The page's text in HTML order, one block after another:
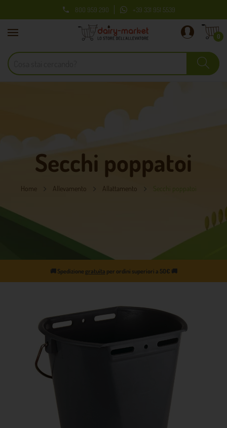
 800 959 290 +39 331 951 5539
0
Secchi poppatoi
Home Allevamento Allattamento
🚚 Spedizione gratuita per ordini superiori a 50€ 🚚